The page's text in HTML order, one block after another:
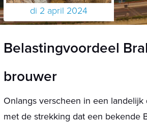
di 2 april 2024
Belastingvoordeel
brouwer
Onlangs verscheen in een landelijk
met de strekking dat een bekende